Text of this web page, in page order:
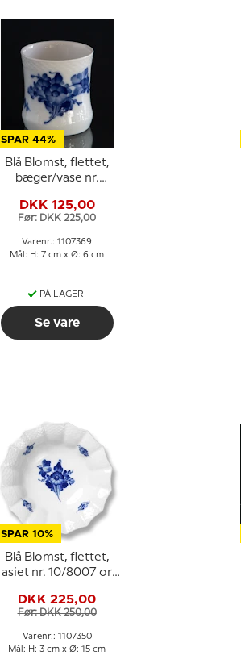
SPAR 44%
Blå Blomst, flettet,
bæger/vase nr.
Royal Copenhagen
DKK 125,00
Før: DKK 225,00
Varenr.: 1107369
Mål: H: 7 cm x Ø: 6 cm
PÅ LAGER
Se vare
SPAR 10%
Blå Blomst, flettet,
asiet nr. 10/8007 or
Copenhagen
DKK 225,00
Før: DKK 250,00
Varenr.: 1107350
Mål: H: 3 cm x Ø: 15 cm